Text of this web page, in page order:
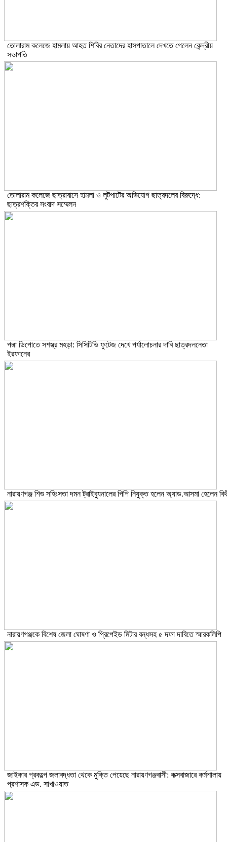
তোলারাম কলেজে হামলায় আহত শিবির নেতাদের হাসপাতালে দেখতে গেলেন কেন্দ্রীয়
সভাপতি
তোলারাম কলেজে ছাত্রাবাসে হামলা ও লুটপাটের অভিযোগ ছাত্রদলের বিরুদ্ধে:
ছাত্রশক্তির সংবাদ সম্মেলন
পদ্মা ডিপোতে সশস্ত্র মহড়া: সিসিটিভি ফুটেজ দেখে পর্যালোচনার দাবি ছাত্রদলনেতা
ইরফানের
নারায়ণগঞ্জ শিশু সহিংসতা দমন ট্রাইব্যুনালের পিপি নিযুক্ত হলেন অ্যাড.আসমা হেলেন
নারায়ণগঞ্জকে বিশেষ জেলা ঘোষণা ও প্রিপেইড মিটার বন্ধসহ ৫ দফা দাবিতে স্মারকলিপি
জাইকার প্রকল্পে জলাবদ্ধতা থেকে মুক্তি পেয়েছে নারায়ণগঞ্জবাসী: কক্সবাজারে কর্মশালায়
প্রশাসক এড. সাখাওয়াত